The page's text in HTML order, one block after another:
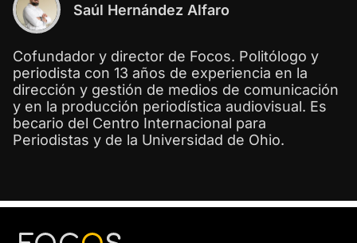
Saúl Hernández Alfaro
Cofundador y director de Focos. Politólogo y
periodista con 13 años de experiencia en la
dirección y gestión de medios de comunicación
y en la producción periodística audiovisual. Es
becario del Centro Internacional para
Periodistas y de la Universidad de Ohio.